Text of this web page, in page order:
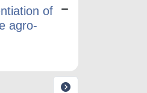
of
agro-